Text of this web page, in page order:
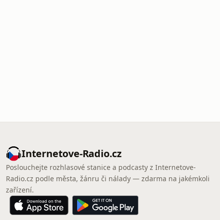
Internetove-Radio.cz
Poslouchejte rozhlasové stanice a podcasty z Internetove-
Radio.cz podle města, žánru či nálady — zdarma na jakémkoli
zařízení.